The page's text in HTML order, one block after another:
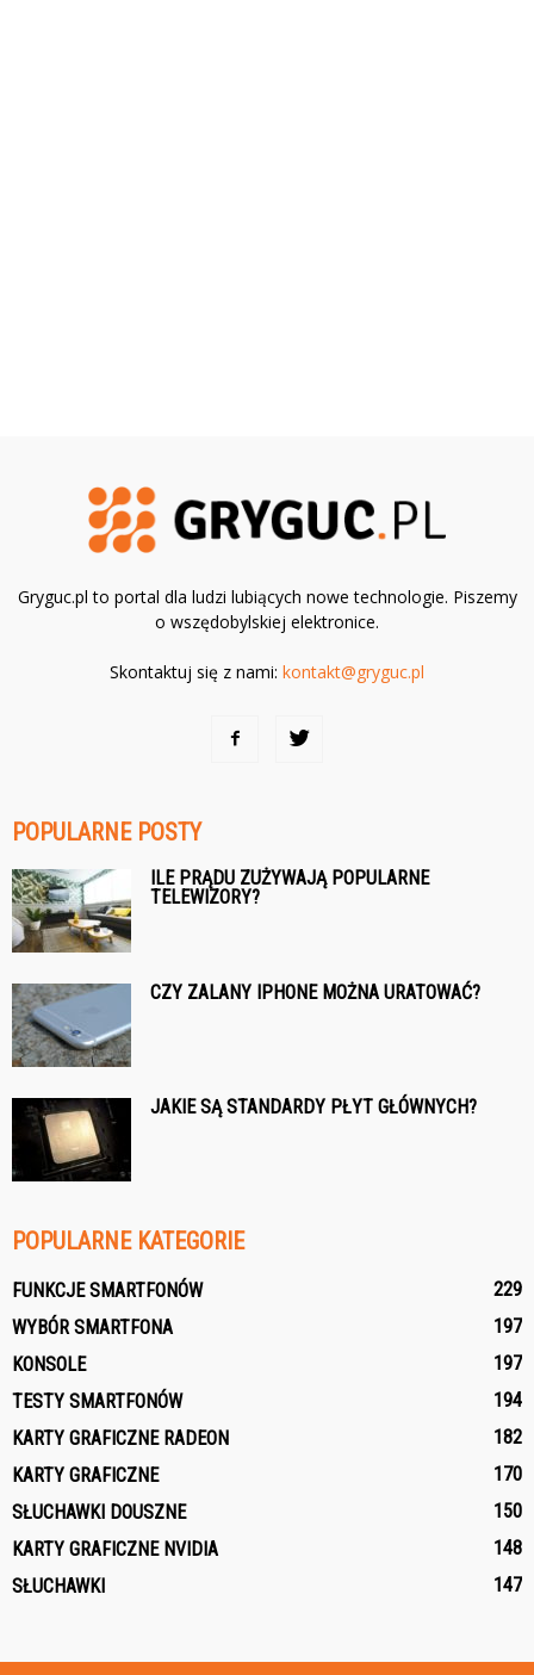
Gryguc.pl to portal dla ludzi lubiących nowe technologie. Piszemy
o wszędobylskiej elektronice.
Skontaktuj się z nami: kontakt@gryguc.pl
POPULARNE POSTY
ILE PRĄDU ZUŻYWAJĄ POPULARNE
TELEWIZORY?
CZY ZALANY IPHONE MOŻNA URATOWAĆ?
JAKIE SĄ STANDARDY PŁYT GŁÓWNYCH?
POPULARNE KATEGORIE
FUNKCJE SMARTFONÓW
229
WYBÓR SMARTFONA
197
KONSOLE
197
TESTY SMARTFONÓW
194
KARTY GRAFICZNE RADEON
182
KARTY GRAFICZNE
170
SŁUCHAWKI DOUSZNE
150
KARTY GRAFICZNE NVIDIA
148
SŁUCHAWKI
147